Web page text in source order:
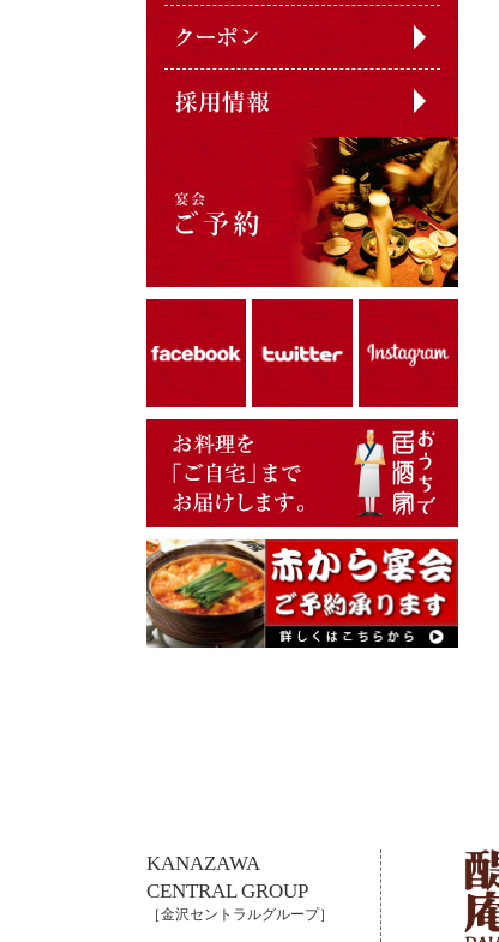
KANAZAWA
CENTRAL GROUP
［金沢セントラルグループ］